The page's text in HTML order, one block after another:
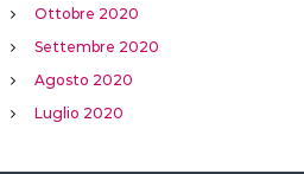
Ottobre 2020
Settembre 2020
Agosto 2020
Luglio 2020